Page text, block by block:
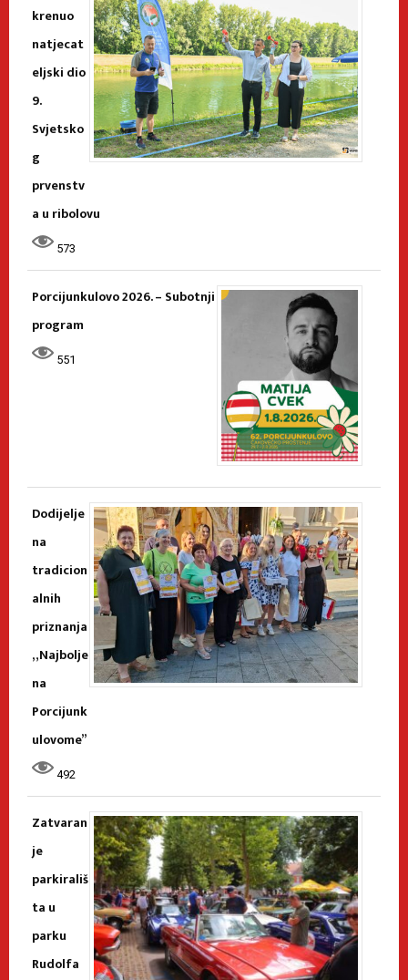
krenuo
natjecat
eljski dio
9.
Svjetsko
g
prvenstv
a u ribolovu
573
Porcijunkulovo 2026. – Subotnji
program
551
Dodijelje
na
tradicion
alnih
priznanja
„Najbolje
na
Porcijunk
ulovome”
492
Zatvaran
je
parkirališ
ta u
parku
Rudolfa